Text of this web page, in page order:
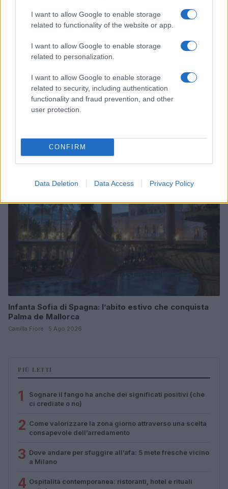
I want to allow Google to enable storage
related to functionality of the website or app.
I want to allow Google to enable storage
related to personalization.
I want to allow Google to enable storage
related to security, including authentication
functionality and fraud prevention, and other
user protection.
CONFIRM
Data Deletion Data Access Privacy Policy
LIFESTYLE
Infanta Sofia di Spagna: l’abito estivo che conquista
Palma de Mallorca
Camilla Fiore · 5 Ago 2026
PIÙ LETTI
1
Sognare il fango ha anche dei significati positivi (che
ci crediate o no)
2 Come valorizzare la zona giorno attraverso una scelta
consapevole dell’arredamento
3 Dove andare per sfuggire all’afa: 5 mete fresche vicino
a Milano
4 Ospitalità contemporanea: ristoranti, hotel e rituali